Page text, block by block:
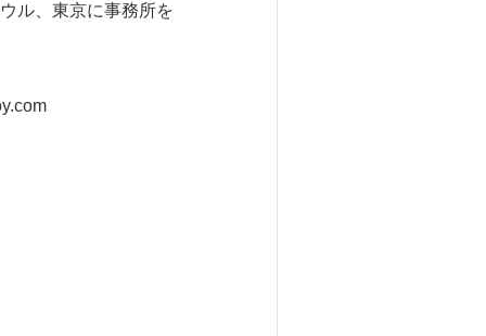
ル、東京に事務所を